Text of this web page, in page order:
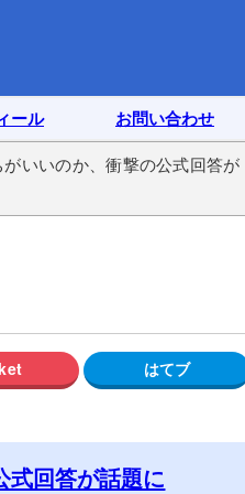
ール お問い合わせ
いいのか、衝撃の公式回答が
式回答が話題に